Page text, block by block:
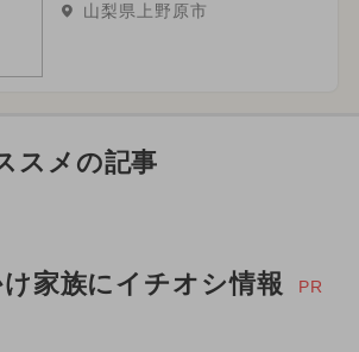
山梨県上野原市
スメの記事
家族にイチオシ情報 PR